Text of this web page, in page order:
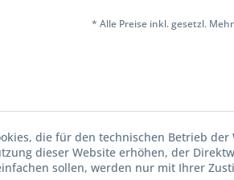
* Alle Preise inkl. gesetzl.
die für den technischen Betrieb
dieser Website erhöhen, der
sollen, werden nur mit Ihrer